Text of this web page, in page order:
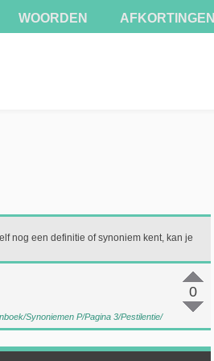
WOORDEN AFKORTINGEN
nog een definitie of synoniem kent, kan je
0
Synoniemen P/Pagina 3/Pestilentie/